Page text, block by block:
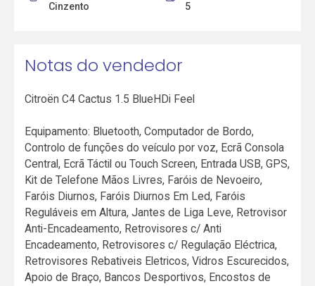
Cinzento
5
Notas do vendedor
Citroën C4 Cactus 1.5 BlueHDi Feel
Equipamento: Bluetooth, Computador de Bordo,
Controlo de funções do veículo por voz, Ecrã Consola
Central, Ecrã Táctil ou Touch Screen, Entrada USB, GPS,
Kit de Telefone Mãos Livres, Faróis de Nevoeiro,
Faróis Diurnos, Faróis Diurnos Em Led, Faróis
Reguláveis em Altura, Jantes de Liga Leve, Retrovisor
Anti-Encadeamento, Retrovisores c/ Anti
Encadeamento, Retrovisores c/ Regulação Eléctrica,
Retrovisores Rebativeis Eletricos, Vidros Escurecidos,
Apoio de Braço, Bancos Desportivos, Encostos de